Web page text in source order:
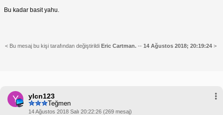
Bu kadar basit yahu.
< Bu mesaj bu kişi tarafından değiştirildi Eric Cartman. -- 14 Ağustos 2018; 20:19:24 >
Y ylcn123
Teğmen
14 Ağustos 2018 Salı 20:22:26 (269 mesaj)